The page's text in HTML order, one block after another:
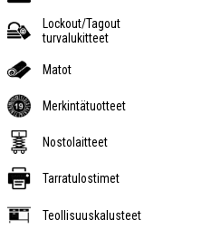
Lockout/Tagout
turvalukitteet
Matot
Merkintätuotteet
Nostolaitteet
Tarratulostimet
Teollisuuskalusteet